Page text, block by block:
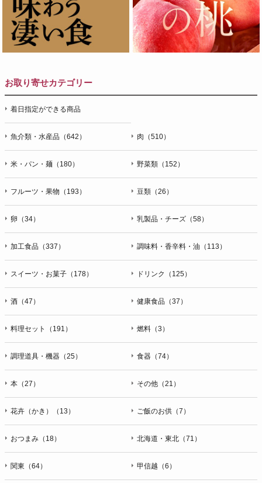
お取り寄せカテゴリー
着日指定ができる商品
魚介類・水産品（642） 肉（510）
米・パン・麺（180） 野菜類（152）
フルーツ・果物（193） 豆類（26）
卵（34） 乳製品・チーズ（58）
加工食品（337） 調味料・香辛料・油（113）
スイーツ・お菓子（178） ドリンク（125）
酒（47） 健康食品（37）
料理セット（191） 燃料（3）
調理道具・機器（25） 食器（74）
本（27） その他（21）
花卉（かき）（13） ご飯のお供（7）
おつまみ（18） 北海道・東北（71）
関東（64） 甲信越（6）